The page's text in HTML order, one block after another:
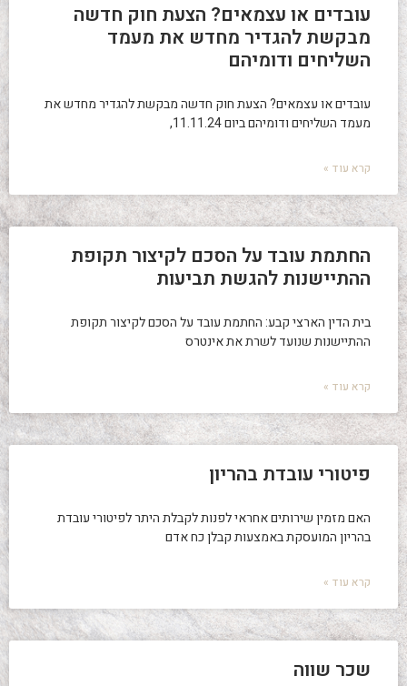
עובדים או עצמאים? הצעת חוק חדשה
מבקשת להגדיר מחדש את מעמד
השליחים ודומיהם
עובדים או עצמאים? הצעת חוק חדשה מבקשת להגדיר מחדש את
מעמד השליחים ודומיהם ביום 11.11.24,
קרא עוד »
החתמת עובד על הסכם לקיצור תקופת
ההתיישנות להגשת תביעות
בית הדין הארצי קבע: החתמת עובד על הסכם לקיצור תקופת
ההתיישנות שנועד לשרת את אינטרס
קרא עוד »
פיטורי עובדת בהריון
האם מזמין שירותים אחראי לפנות לקבלת היתר לפיטורי עובדת
בהריון המועסקת באמצעות קבלן כח אדם
קרא עוד »
שכר שווה